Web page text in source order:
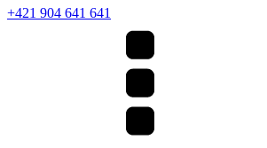
+421 904 641 641